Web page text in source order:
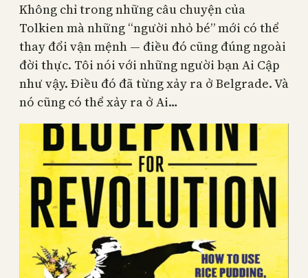
Không chỉ trong những câu chuyện của
Tolkien mà những “người nhỏ bé” mới có thể
thay đổi vận mệnh — điều đó cũng đúng ngoài
đời thực. Tôi nói với những người bạn Ai Cập
như vậy. Điều đó đã từng xảy ra ở Belgrade. Và
nó cũng có thể xảy ra ở Ai…